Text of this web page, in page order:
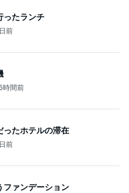
ったランチ
前
時間前
ったホテルの滞在
前
ファンデーション